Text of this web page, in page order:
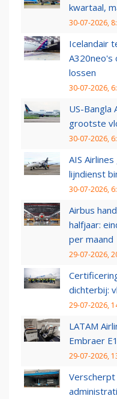
kwartaal,
30-07-2026,
Icelandair
A320neo's
lossen
30-07-2026,
US-Bangla
grootste
30-07-2026,
AIS
lijndienst
30-07-2026,
Airbus
halfjaar:
per maand
29-07-2026,
dichterbij:
29-07-2026,
LATAM
Embraer
29-07-2026,